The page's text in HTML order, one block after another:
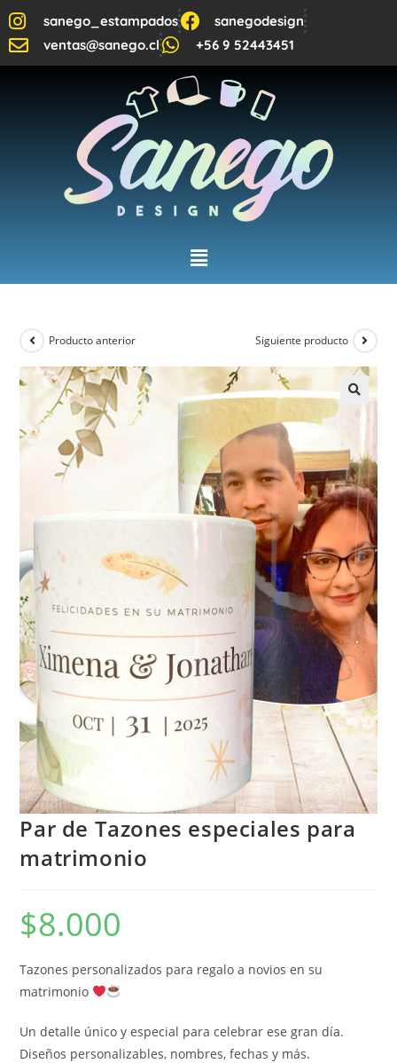
sanego_estampados
sanegodesign
ventas@sanego.cl
+56 9 52443451
Producto anterior Siguiente producto
Par de Tazones especiales para
matrimonio
$8.000
Tazones personalizados para regalo a novios en su
matrimonio
Un detalle único y especial para celebrar ese gran día.
Diseños personalizables, nombres, fechas y más.